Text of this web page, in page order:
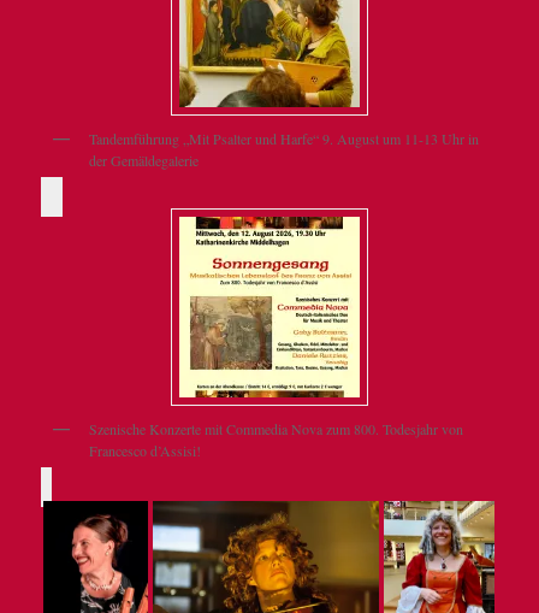
Tandemführung „Mit Psalter und Harfe“ 9. August um 11-13 Uhr in
der Gemäldegalerie
Szenische Konzerte mit Commedia Nova zum 800. Todesjahr von
Francesco d’Assisi!